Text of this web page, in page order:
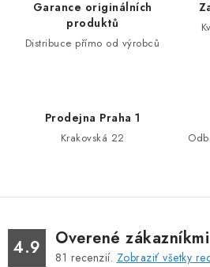
Garance originálních
produktů
Distribuce přímo od výrobců
Prodejna Praha 1
Krakovská 22
4.9 Overené zákazníkmi
81 recenzií. Zobraziť všetky